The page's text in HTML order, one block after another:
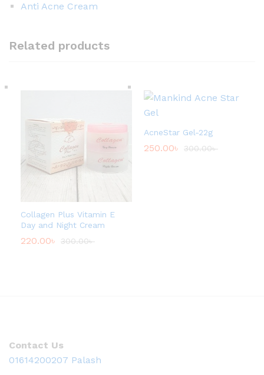
Anti Acne Cream
Related products
Collagen Plus Vitamin E
Day and Night Cream
220.00৳ 300.00৳
AcneStar Gel-22g
250.00৳ 300.00৳
Contact Us
01614200207 Palash